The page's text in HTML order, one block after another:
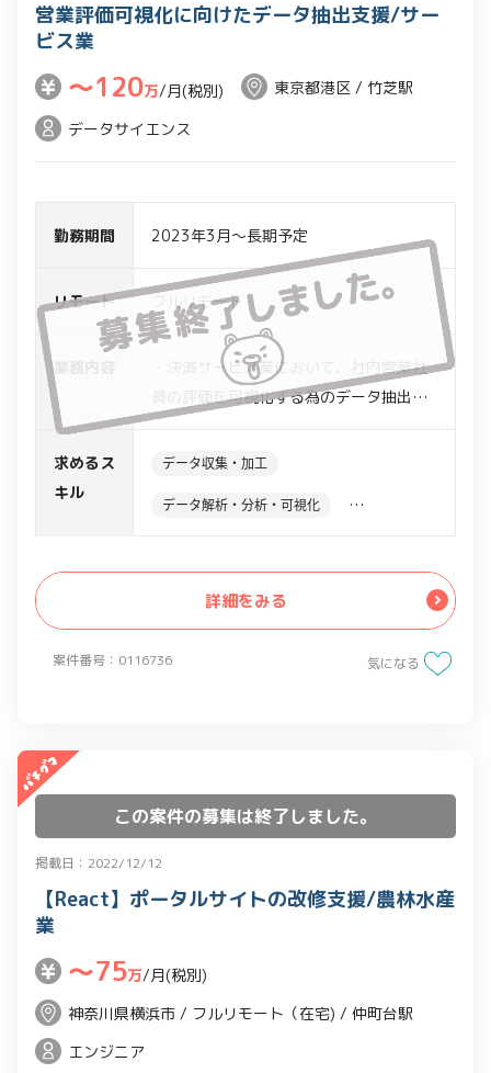
案件番号：0116736
営業評価可視化に向けたデータ抽出支援/サー
ビス業
〜120万/月(税別)
東京都港区 / 竹芝駅
データサイエンス
勤務期間 2023年3月～長期予定
リモート フルリモート
・決済サービス業において、社内営業社
員の評価を可視化する為のデータ抽出支
援
・社内評価ルールに基づき、
スプレッドシートで管理されている営業
Googleデータポータルにて集計、レポー
ティングを行う
・営業社員の評価に関するデータのた
め、一連のデータの取り扱いには細心の
求めるス
キル
データ収集・加工
データ解析・分析・可視化
詳細をみる
気になる
この案件の募集は終了しました。
掲載日：2022/12/12
【React】ポータルサイトの改修支援/農林水産
業
〜75万/月(税別)
神奈川県横浜市 / フルリモート（在宅) / 仲町台駅
エンジニア